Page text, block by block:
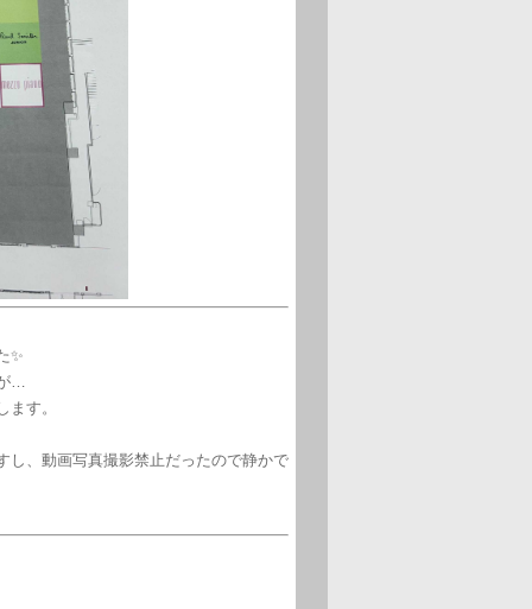
✨
…
す。
し、動画写真撮影禁止だったので静かで